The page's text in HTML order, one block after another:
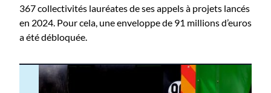
367 collectivités lauréates de ses appels à projets lancés
en 2024. Pour cela, une enveloppe de 91 millions d’euros
a été débloquée.